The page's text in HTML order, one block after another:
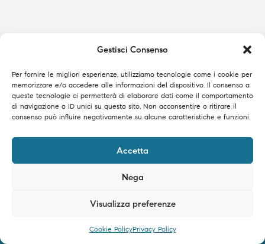
Gestisci Consenso
Per fornire le migliori esperienze, utilizziamo tecnologie come i cookie per
memorizzare e/o accedere alle informazioni del dispositivo. Il consenso a
queste tecnologie ci permetterà di elaborare dati come il comportamento
di navigazione o ID unici su questo sito. Non acconsentire o ritirare il
consenso può influire negativamente su alcune caratteristiche e funzioni.
Accetta
Nega
Visualizza preferenze
Cookie PolicyPrivacy Policy